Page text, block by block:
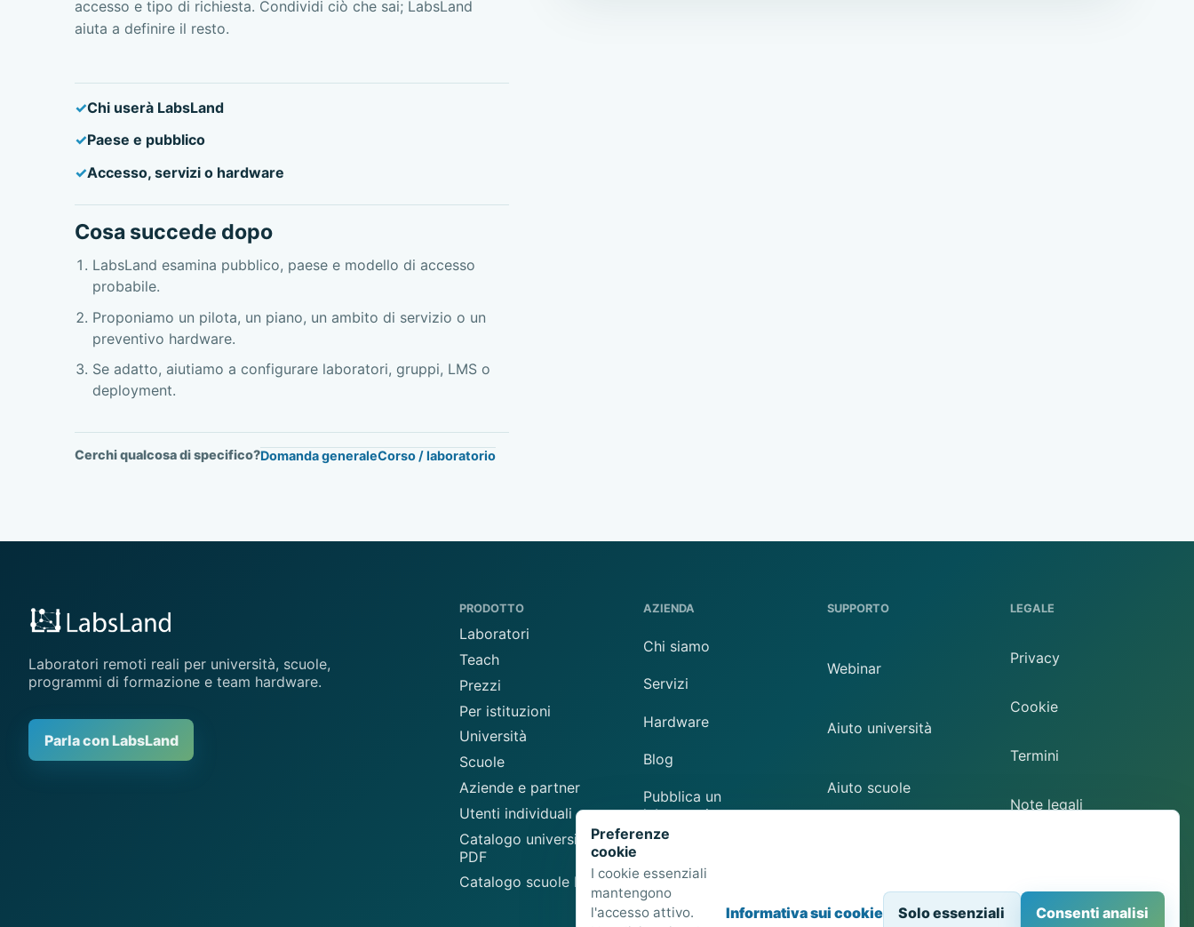
accesso e tipo di richiesta. Condividi ciò che sai; LabsLand
aiuta a definire il resto.
Chi userà LabsLand
Paese e pubblico
Accesso, servizi o hardware
Cosa succede dopo
LabsLand esamina pubblico, paese e modello di accesso
probabile.
Proponiamo un pilota, un piano, un ambito di servizio o un
preventivo hardware.
Se adatto, aiutiamo a configurare laboratori, gruppi, LMS o
deployment.
Cerchi qualcosa di specifico?Domanda generaleCorso / laboratorio
Laboratori remoti reali per università, scuole,
programmi di formazione e team hardware.
Parla con LabsLand
PRODOTTO
Laboratori
Teach
Prezzi
Per istituzioni
Università
Scuole
Aziende e partner
Utenti individuali
Catalogo universitario
PDF
Catalogo scuole PDF
AZIENDA
Chi siamo
Servizi
Hardware
Blog
Pubblica un
laboratorio
laboratorio
SUPPORTO
Webinar
Aiuto università
Aiuto scuole
LEGALE
Privacy
Cookie
Termini
Note legali
Preferenze
cookie
I cookie essenziali
mantengono
l'accesso attivo.
Informativa sui cookie Solo essenziali Consenti analisi